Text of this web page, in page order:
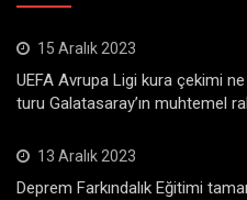
15 Aralık 2023
UEFA Avrupa Ligi kura çekimi
turu Galatasaray’ın muhtemel
13 Aralık 2023
Deprem Farkındalık Eğitimi